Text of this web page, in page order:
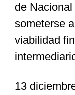
de
someterse
viabilidad
13